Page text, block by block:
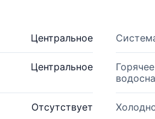
Центральное
Центральное
Горячее
Отсутствует